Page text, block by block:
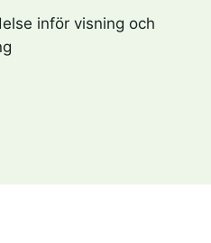
inför visning och